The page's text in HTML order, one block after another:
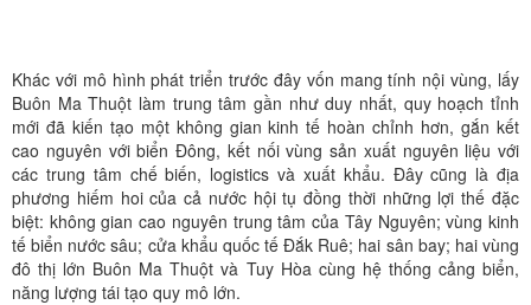
Khác với mô hình phát triển trước đây vốn mang tính nội vùng, lấy
Buôn Ma Thuột làm trung tâm gần như duy nhất, quy hoạch tỉnh
mới đã kiến tạo một không gian kinh tế hoàn chỉnh hơn, gắn kết
cao nguyên với biển Đông, kết nối vùng sản xuất nguyên liệu với
các trung tâm chế biến, logistics và xuất khẩu. Đây cũng là địa
phương hiếm hoi của cả nước hội tụ đồng thời những lợi thế đặc
biệt: không gian cao nguyên trung tâm của Tây Nguyên; vùng kinh
tế biển nước sâu; cửa khẩu quốc tế Đắk Ruê; hai sân bay; hai vùng
đô thị lớn Buôn Ma Thuột và Tuy Hòa cùng hệ thống cảng biển,
năng lượng tái tạo quy mô lớn.